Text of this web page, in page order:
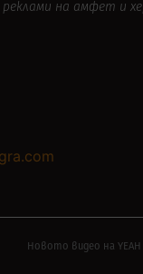
на амфет и
Новото видео на YEAH